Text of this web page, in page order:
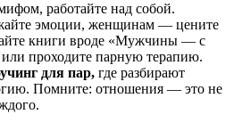
работайте над собой.
эмоции, женщинам — цените
книги вроде «Мужчины — с
проходите парную терапию.
для пар, где разбирают
Помните: отношения — это не